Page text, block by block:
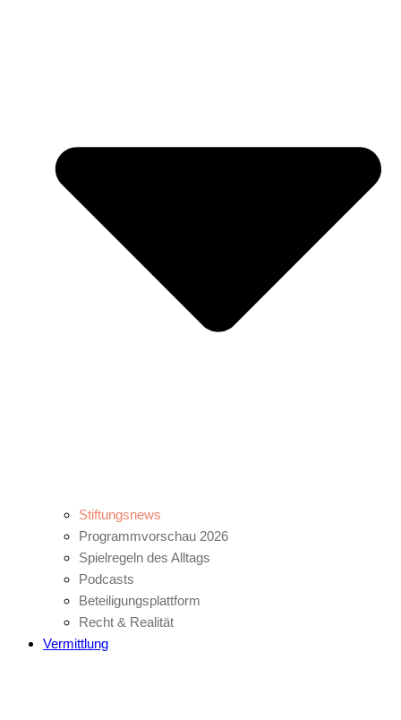
Stiftungsnews
Programmvorschau 2026
Spielregeln des Alltags
Podcasts
Beteiligungsplattform
Recht & Realität
Vermittlung